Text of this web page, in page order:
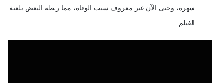
سهرة، وحتى الآن غير معروف سبب الوفاة، مما ربطه البعض بلعنة
الفيلم.